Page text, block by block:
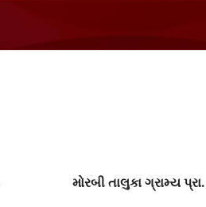
મોરબી તાલુકા ગ્રામ્ય